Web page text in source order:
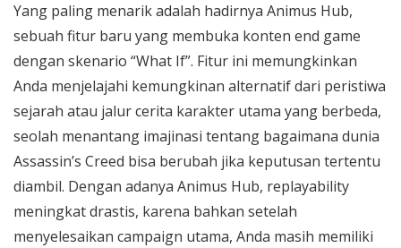
Yang paling menarik adalah hadirnya Animus Hub,
sebuah fitur baru yang membuka konten end game
dengan skenario “What If”. Fitur ini memungkinkan
Anda menjelajahi kemungkinan alternatif dari peristiwa
sejarah atau jalur cerita karakter utama yang berbeda,
seolah menantang imajinasi tentang bagaimana dunia
Assassin’s Creed bisa berubah jika keputusan tertentu
diambil. Dengan adanya Animus Hub, replayability
meningkat drastis, karena bahkan setelah
menyelesaikan campaign utama, Anda masih memiliki